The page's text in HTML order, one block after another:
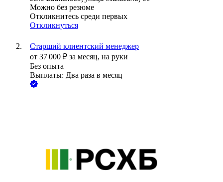
Можно без резюме
Откликнитесь среди первых
Откликнуться
Старший клиентский менеджер
от 37 000 ₽ за месяц, на руки
Без опыта
Выплаты: Два раза в месяц